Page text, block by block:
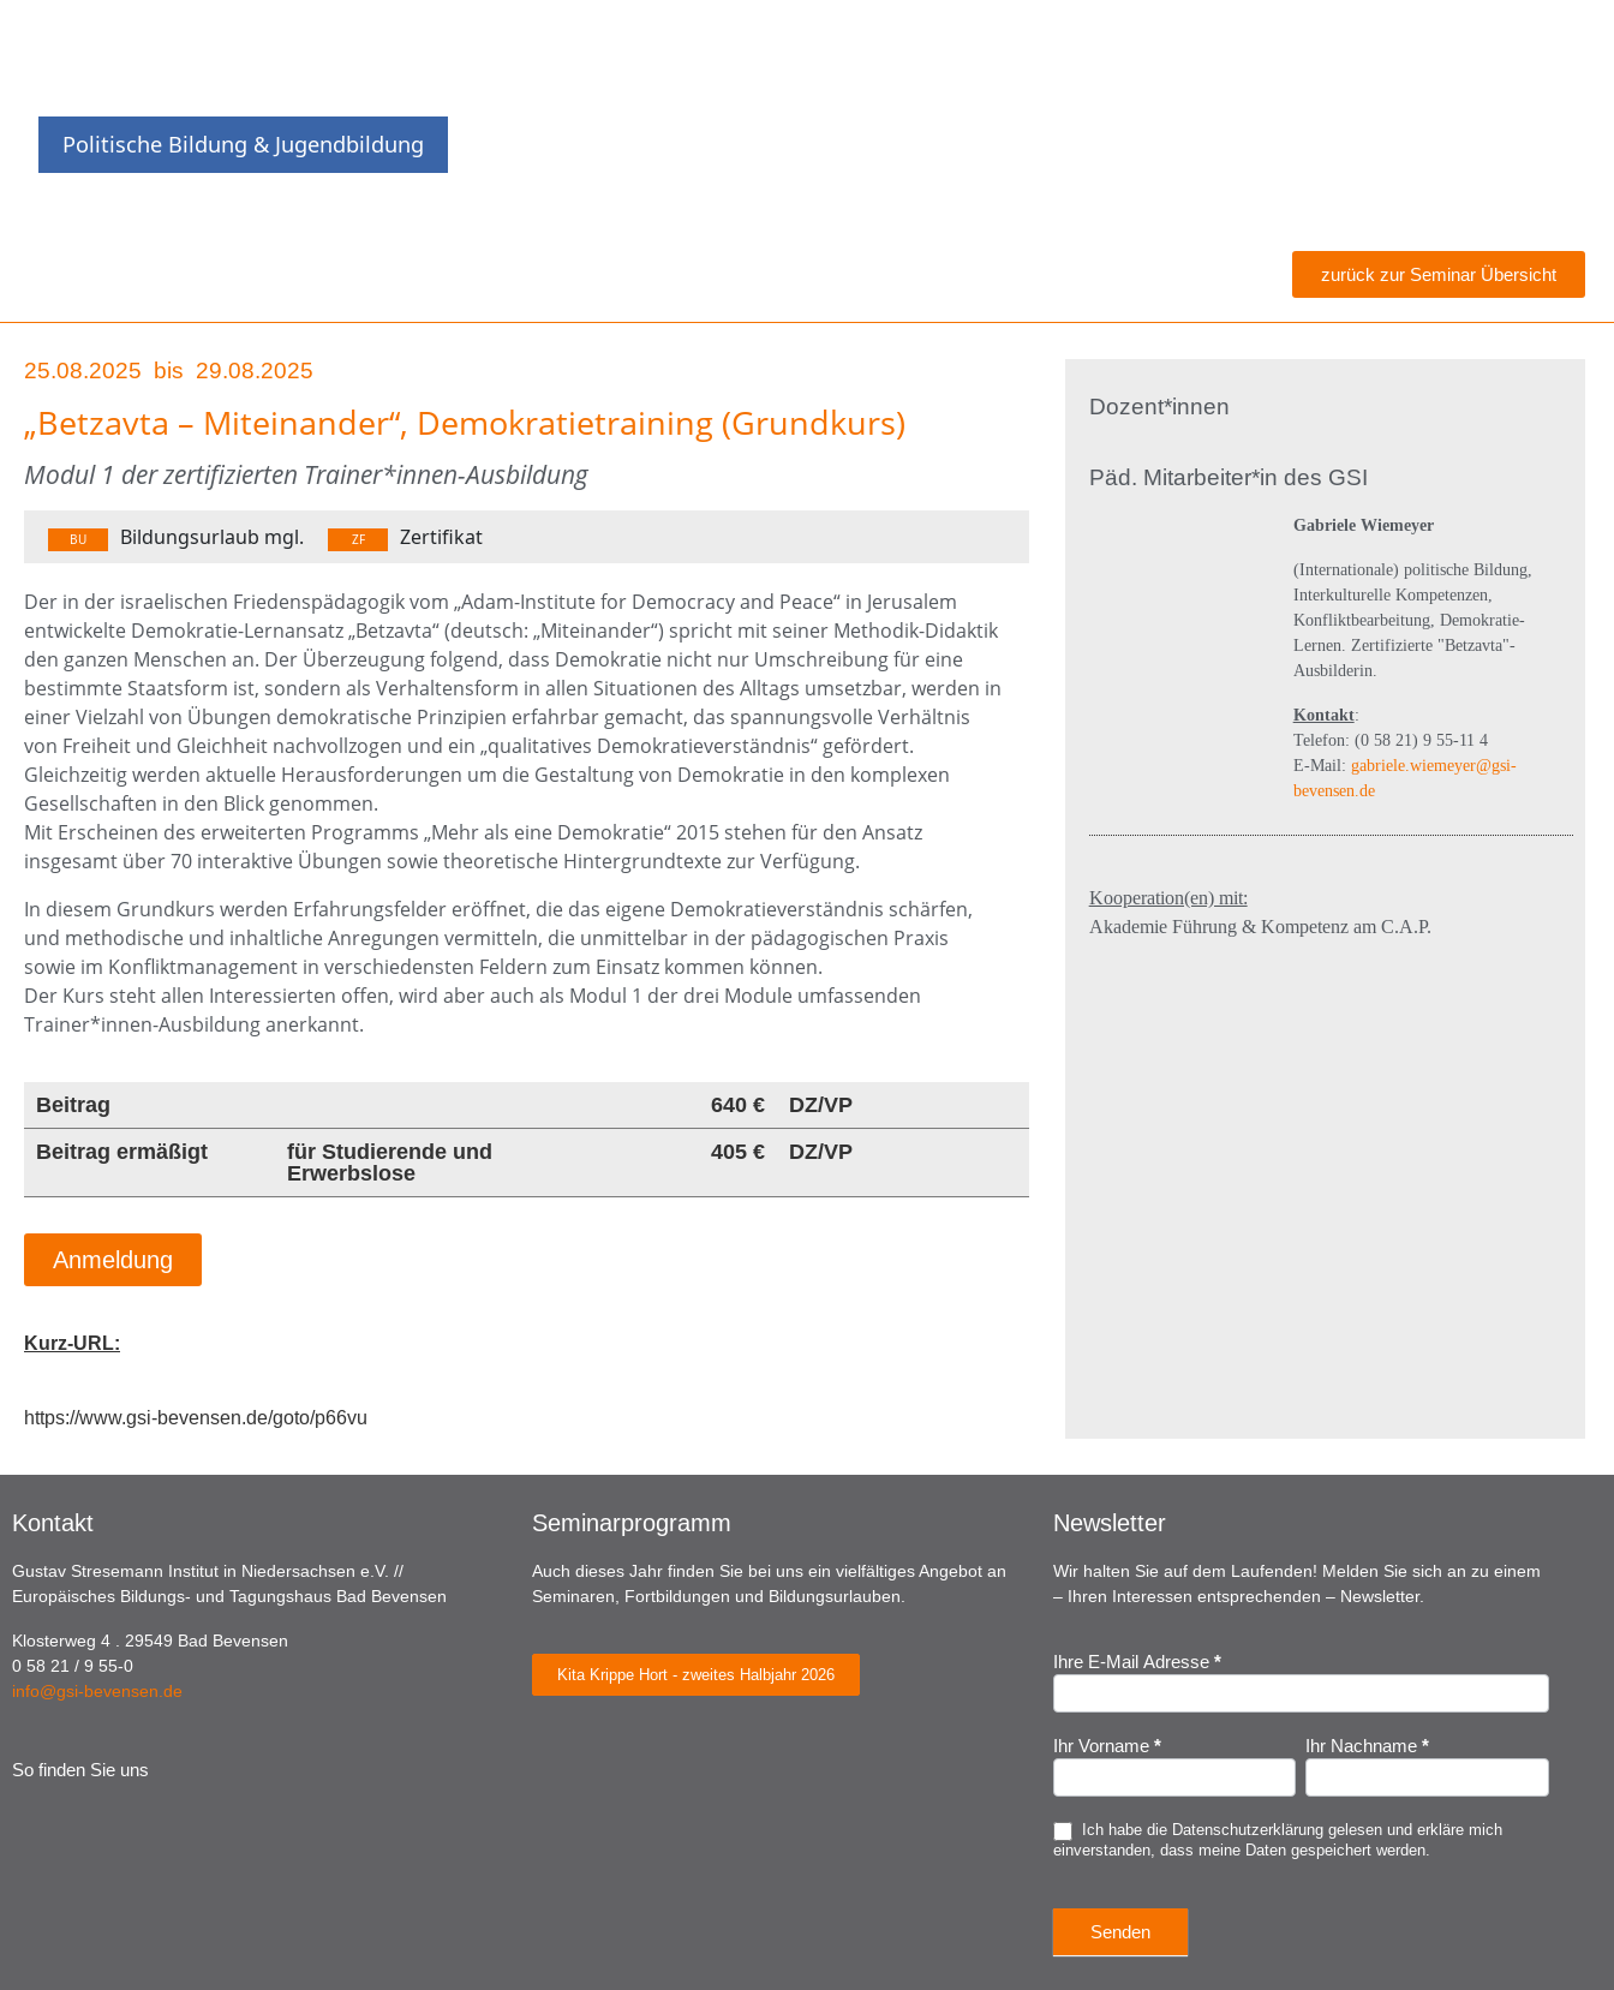
Politische Bildung & Jugendbildung
zurück zur Seminar Übersicht
25.08.2025 bis 29.08.2025
„Betzavta – Miteinander“, Demokratietraining (Grundkurs)
Modul 1 der zertifizierten Trainer*innen-Ausbildung
BU Bildungsurlaub mgl. ZF Zertifikat
Der in der israelischen Friedenspädagogik vom „Adam-Institute for Democracy and Peace“ in Jerusalem
entwickelte Demokratie-Lernansatz „Betzavta“ (deutsch: „Miteinander“) spricht mit seiner Methodik-Didaktik
den ganzen Menschen an. Der Überzeugung folgend, dass Demokratie nicht nur Umschreibung für eine
bestimmte Staatsform ist, sondern als Verhaltensform in allen Situationen des Alltags umsetzbar, werden in
einer Vielzahl von Übungen demokratische Prinzipien erfahrbar gemacht, das spannungsvolle Verhältnis
von Freiheit und Gleichheit nachvollzogen und ein „qualitatives Demokratieverständnis“ gefördert.
Gleichzeitig werden aktuelle Herausforderungen um die Gestaltung von Demokratie in den komplexen
Gesellschaften in den Blick genommen.
Mit Erscheinen des erweiterten Programms „Mehr als eine Demokratie“ 2015 stehen für den Ansatz
insgesamt über 70 interaktive Übungen sowie theoretische Hintergrundtexte zur Verfügung.
In diesem Grundkurs werden Erfahrungsfelder eröffnet, die das eigene Demokratieverständnis schärfen,
und methodische und inhaltliche Anregungen vermitteln, die unmittelbar in der pädagogischen Praxis
sowie im Konfliktmanagement in verschiedensten Feldern zum Einsatz kommen können.
Der Kurs steht allen Interessierten offen, wird aber auch als Modul 1 der drei Module umfassenden
Trainer*innen-Ausbildung anerkannt.
Beitrag 640 €
DZ/VP
Beitrag ermäßigt
für Studierende und
Erwerbslose
405 € DZ/VP
Anmeldung
Kurz-URL:
https://www.gsi-bevensen.de/goto/p66vu
Dozent*innen
Päd. Mitarbeiter*in des GSI
Gabriele Wiemeyer
(Internationale) politische Bildung,
Interkulturelle Kompetenzen,
Konfliktbearbeitung, Demokratie-
Lernen. Zertifizierte "Betzavta"-
Ausbilderin.
Kontakt:
Telefon: (0 58 21) 9 55-11 4
E-Mail: gabriele.wiemeyer@gsi-
bevensen.de
Kooperation(en) mit:
Akademie Führung & Kompetenz am C.A.P.
Kontakt
Gustav Stresemann Institut in Niedersachsen e.V. //
Europäisches Bildungs- und Tagungshaus Bad Bevensen
Klosterweg 4 . 29549 Bad Bevensen
0 58 21 / 9 55-0
info@gsi-bevensen.de
So finden Sie uns
Seminarprogramm
Auch dieses Jahr finden Sie bei uns ein vielfältiges Angebot an
Seminaren, Fortbildungen und Bildungsurlauben.
Kita Krippe Hort - zweites Halbjahr 2026
Newsletter
Wir halten Sie auf dem Laufenden! Melden Sie sich an zu einem
– Ihren Interessen entsprechenden – Newsletter.
Newsletter
Anmeldung
Ihre E-Mail Adresse *
Ihr Vorname * Ihr Nachname*
Ich habe die Datenschutzerklärunggelesen und erkläre mich
einverstanden, dass meine Daten gespeichert werden.
Senden